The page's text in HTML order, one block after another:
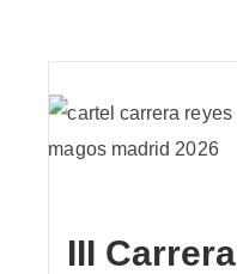
III Carrera